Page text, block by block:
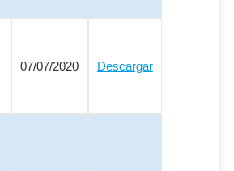
07/07/2020 Descargar